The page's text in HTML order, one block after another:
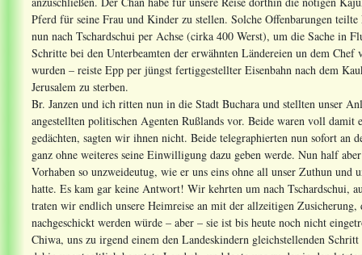
Pferd für seine Frau und Kinder zu stellen. Solche Offenbarungen
nun nach Tschardschui per Achse (cirka 400 Werst), um die Sache in
Schritte bei den Unterbeamten der erwähnten Ländereien un dem
wurden – reiste Epp per jüngst fertiggestellter Eisenbahn nach dem
Jerusalem zu sterben.
Br. Janzen und ich ritten nun in die Stadt Buchara und stellten unser
angestellten politischen Agenten Rußlands vor. Beide waren voll
gedächten, sagten wir ihnen nicht. Beide telegraphierten nun sofort an
ganz ohne weiteres seine Einwilligung dazu geben werde. Nun half
Vorhaben so unzweideutug, wie er uns eins ohne all unser Zuthun und
hatte. Es kam gar keine Antwort! Wir kehrten um nach Tschardschui,
traten wir endlich unsere Heimreise an mit der allzeitigen
nachgeschickt werden würde – aber – sie ist bis heute noch nicht
Chiwa, uns zu irgend einem den Landeskindern gleichstellenden